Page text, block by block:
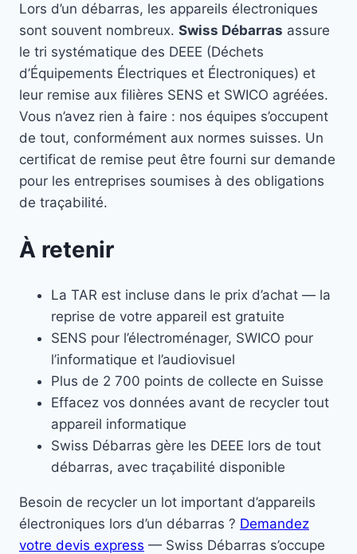
Lors d’un débarras, les appareils électroniques
sont souvent nombreux. Swiss Débarras assure
le tri systématique des DEEE (Déchets
d’Équipements Électriques et Électroniques) et
leur remise aux filières SENS et SWICO agréées.
Vous n’avez rien à faire : nos équipes s’occupent
de tout, conformément aux normes suisses. Un
certificat de remise peut être fourni sur demande
pour les entreprises soumises à des obligations
de traçabilité.
À retenir
La TAR est incluse dans le prix d’achat — la
reprise de votre appareil est gratuite
SENS pour l’électroménager, SWICO pour
l’informatique et l’audiovisuel
Plus de 2 700 points de collecte en Suisse
Effacez vos données avant de recycler tout
appareil informatique
Swiss Débarras gère les DEEE lors de tout
débarras, avec traçabilité disponible
Besoin de recycler un lot important d’appareils
électroniques lors d’un débarras ? Demandez
votre devis express — Swiss Débarras s’occupe